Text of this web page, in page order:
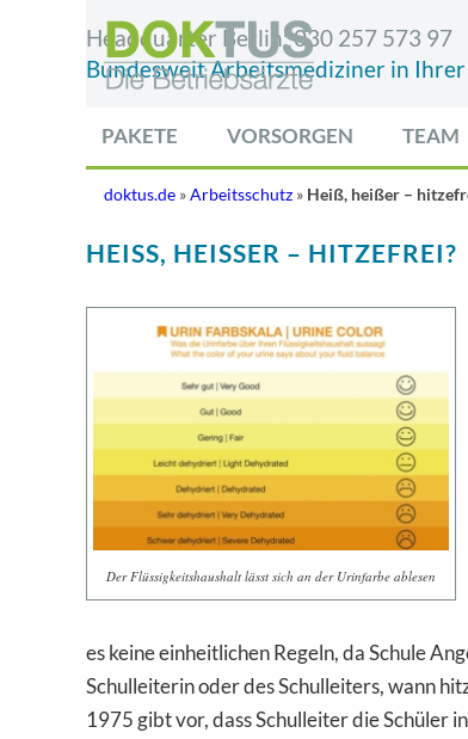
Headquarter Berlin:030 257 573 97
Bundesweit Arbeitsmediziner in
PAKETE VORSORGEN TEAM
doktus.de »Arbeitsschutz » Heiß, heißer –
HEISS, HEISSER – HITZEFREI?
Der Flüssigkeitshaushalt lässt sich an der Urinfarbe ablesen
es keine einheitlichen Regeln, da Schule
Schulleiterin oder des Schulleiters, wann
1975 gibt vor, dass Schulleiter die Schüler